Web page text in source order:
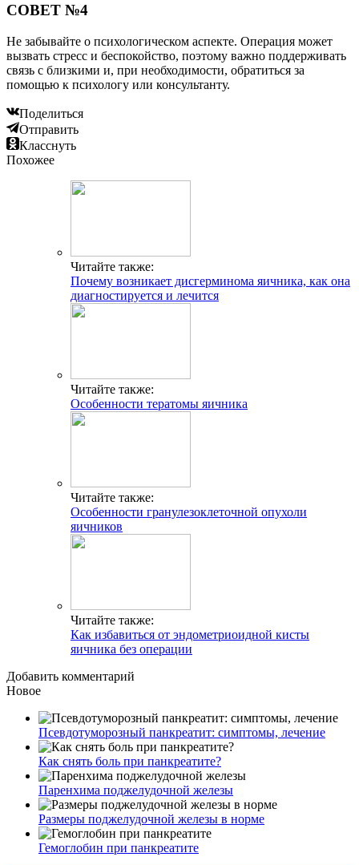
СОВЕТ №4
Не забывайте о психологическом аспекте. Операция может
вызвать стресс и беспокойство, поэтому важно поддерживать
связь с близкими и, при необходимости, обратиться за
помощью к психологу или консультанту.
Поделиться
Отправить
Класснуть
Похожее
Читайте также:
Почему возникает дисгерминома яичника, как она
диагностируется и лечится
Читайте также:
Особенности тератомы яичника
Читайте также:
Особенности гранулезоклеточной опухоли
яичников
Читайте также:
Как избавиться от эндометриоидной кисты
яичника без операции
Добавить комментарий
Новое
Псевдотуморозный панкреатит: симптомы, лечение
Как снять боль при панкреатите?
Паренхима поджелудочной железы
Размеры поджелудочной железы в норме
Гемоглобин при панкреатите